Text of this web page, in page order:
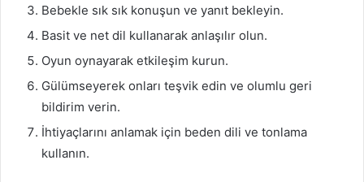
Bebekle sık sık konuşun ve yanıt bekleyin.
Basit ve net dil kullanarak anlaşılır olun.
Oyun oynayarak etkileşim kurun.
Gülümseyerek onları teşvik edin ve olumlu geri
bildirim verin.
İhtiyaçlarını anlamak için beden dili ve tonlama
kullanın.